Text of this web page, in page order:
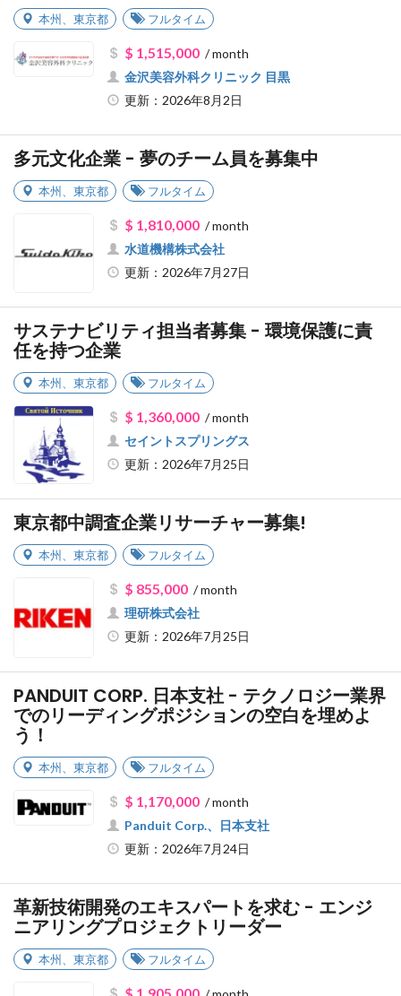
本州 東京都 フルタイム
$ 1,515,000/ month
金沢美容外科クリニック 目黒
更新：2026年8月2日
多元文化企業 - 夢のチーム員を募集中
本州 東京都 フルタイム
$ 1,810,000/ month
水道機構株式会社
更新：2026年7月27日
サステナビリティ担当者募集 - 環境保護に責
任を持つ企業
本州 東京都 フルタイム
$ 1,360,000/ month
セイントスプリングス
更新：2026年7月25日
東京都中調査企業リサーチャー募集!
本州 東京都 フルタイム
$ 855,000/ month
理研株式会社
更新：2026年7月25日
PANDUIT CORP. 日本支社 - テクノロジー業界
でのリーディングポジションの空白を埋めよ
う！
本州 東京都 フルタイム
$ 1,170,000/ month
Panduit Corp.、日本支社
更新：2026年7月24日
革新技術開発のエキスパートを求む - エンジ
ニアリングプロジェクトリーダー
本州 東京都 フルタイム
$ 1,905,000